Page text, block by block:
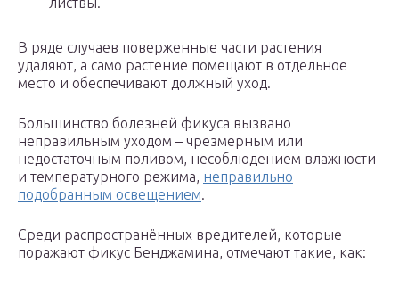
В ряде случаев поверженные части растения
удаляют, а само растение помещают в отдельное
место и обеспечивают должный уход.
Большинство болезней фикуса вызвано
неправильным уходом – чрезмерным или
недостаточным поливом, несоблюдением влажности
и температурного режима, неправильно
подобранным освещением.
Среди распространённых вредителей, которые
поражают фикус Бенджамина, отмечают такие, как: